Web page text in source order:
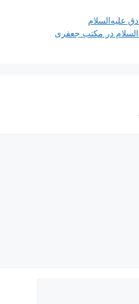
علیه‌السلام
در مکتب جعفری